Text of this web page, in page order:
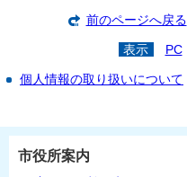
前のページへ戻る
表示 PC
個人情報の取り扱いについて
市役所案内